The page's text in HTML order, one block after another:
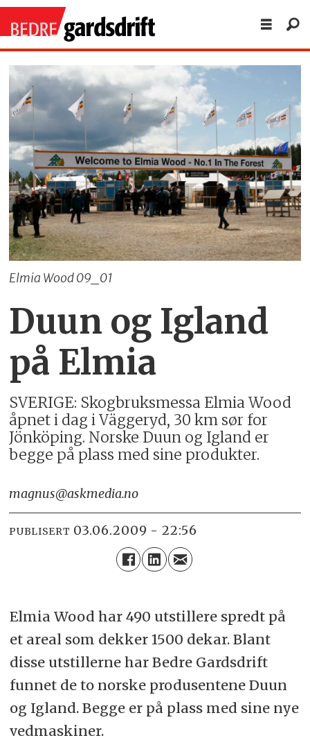
Elmia Wood 09_01
Duun og Igland
på Elmia
SVERIGE: Skogbruksmessa Elmia Wood
åpnet i dag i Väggeryd, 30 km sør for
Jönköping. Norske Duun og Igland er
begge på plass med sine produkter.
magnus@askmedia.no
PUBLISERT 03.06.2009 - 22:56
Elmia Wood har 490 utstillere spredt på
et areal som dekker 1500 dekar. Blant
disse utstillerne har Bedre Gardsdrift
funnet de to norske produsentene Duun
og Igland. Begge er på plass med sine nye
vedmaskiner.